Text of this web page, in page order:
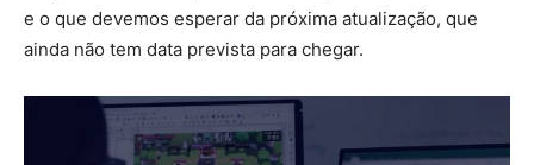
e o que devemos esperar da próxima atualização, que
ainda não tem data prevista para chegar.